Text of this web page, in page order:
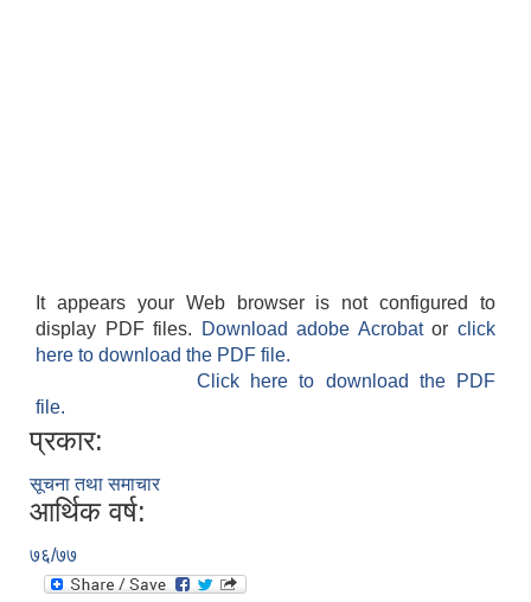
It appears your Web browser is not configured to
display PDF files.
Download adobe Acrobatorclick
here to download the PDF file.
Click here to download the PDF
file.
प्रकार:
सूचना तथा समाचार
आर्थिक वर्ष:
७६/७७